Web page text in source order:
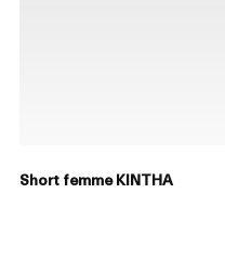
Short femme KINTHA